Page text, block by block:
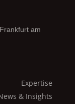
am
Expertise
& Insights